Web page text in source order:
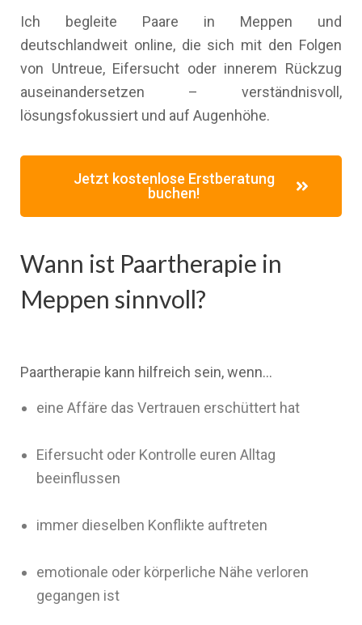
Ich begleite Paare in Meppen und
deutschlandweit online, die sich mit den Folgen
von Untreue, Eifersucht oder innerem Rückzug
auseinandersetzen – verständnisvoll,
lösungsfokussiert und auf Augenhöhe.
Jetzt kostenlose Erstberatung
buchen!
Wann ist Paartherapie in
Meppen sinnvoll?
Paartherapie kann hilfreich sein, wenn…
eine Affäre das Vertrauen erschüttert hat
Eifersucht oder Kontrolle euren Alltag
beeinflussen
immer dieselben Konflikte auftreten
emotionale oder körperliche Nähe verloren
gegangen ist